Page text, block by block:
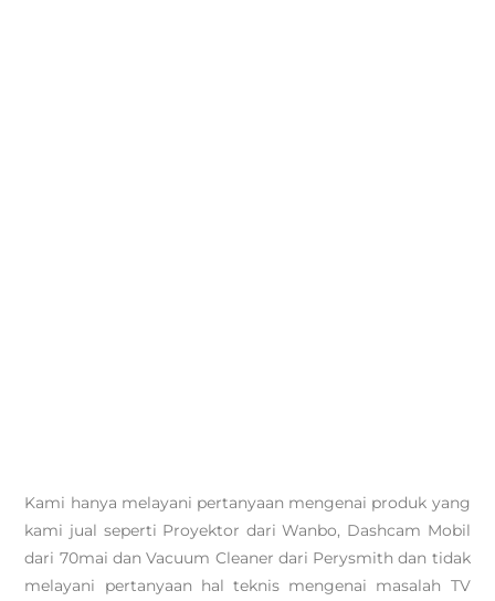
Kami hanya melayani pertanyaan mengenai produk yang
kami jual seperti Proyektor dari Wanbo, Dashcam Mobil
dari 70mai dan Vacuum Cleaner dari Perysmith dan tidak
melayani pertanyaan hal teknis mengenai masalah TV